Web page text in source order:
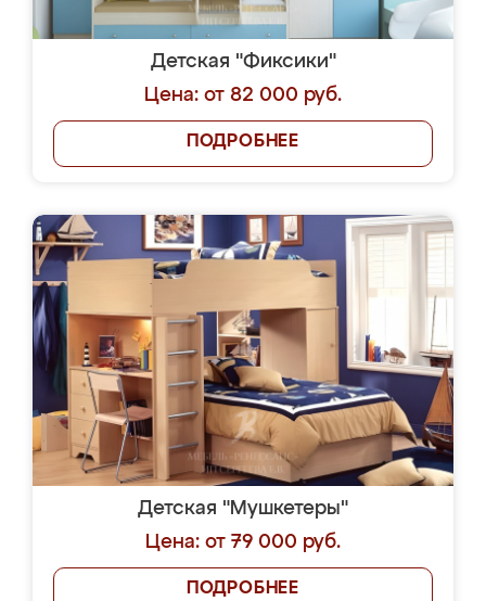
Детская "Фиксики"
Цена: от 82 000 руб.
ПОДРОБНЕЕ
Детская "Мушкетеры"
Цена: от 79 000 руб.
ПОДРОБНЕЕ